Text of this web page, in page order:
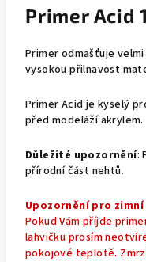
Primer Acid
Primer odmašťuje
vysokou přilnavost
Primer Acid je kyselý
před modeláží akrylem.
Důležité upozornění:
přírodní část nehtů.
Upozornění pro zimní
Pokud Vám příjde
lahvičku prosím
pokojové teplotě.